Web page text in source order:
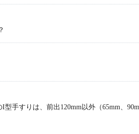
手すりは、前出120mm以外（65mm、